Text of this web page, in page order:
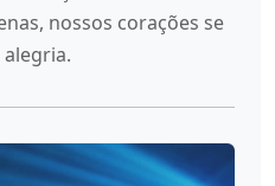
nossos corações se